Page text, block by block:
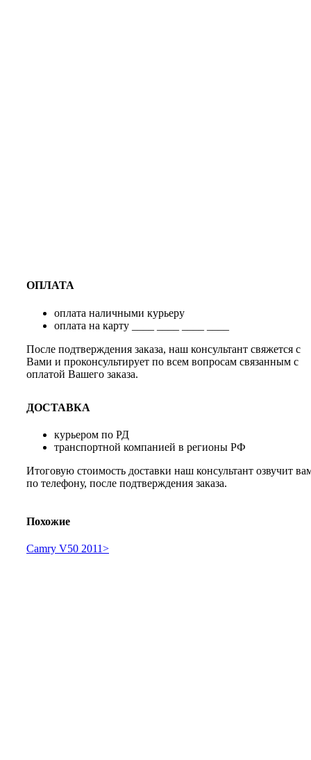
ОПЛАТА
оплата наличными курьеру
оплата на карту ____ ____ ____ ____
После подтверждения заказа, наш консультант свяжется с
Вами и проконсультирует по всем вопросам связанным с
оплатой Вашего заказа.
ДОСТАВКА
курьером по РД
транспортной компанией в регионы РФ
Итоговую стоимость доставки наш консультант озвучит
по телефону, после подтверждения заказа.
Похожие
Camry V50 2011>